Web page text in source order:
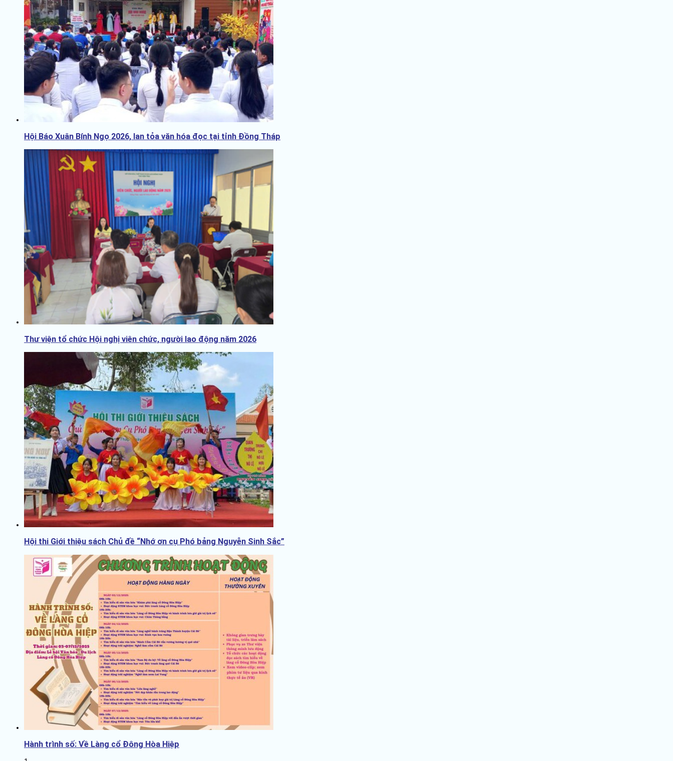
Hội Báo Xuân Bính Ngọ 2026, lan tỏa văn hóa đọc tại tỉnh Đồng Tháp
Thư viện tổ chức Hội nghị viên chức, người lao động năm 2026
Hội thi Giới thiệu sách Chủ đề “Nhớ ơn cụ Phó bảng Nguyễn Sinh Sắc”
Hành trình số: Về Làng cổ Đông Hòa Hiệp